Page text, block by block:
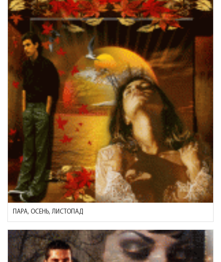
ПАРА, ОСЕНЬ, ЛИСТОПАД